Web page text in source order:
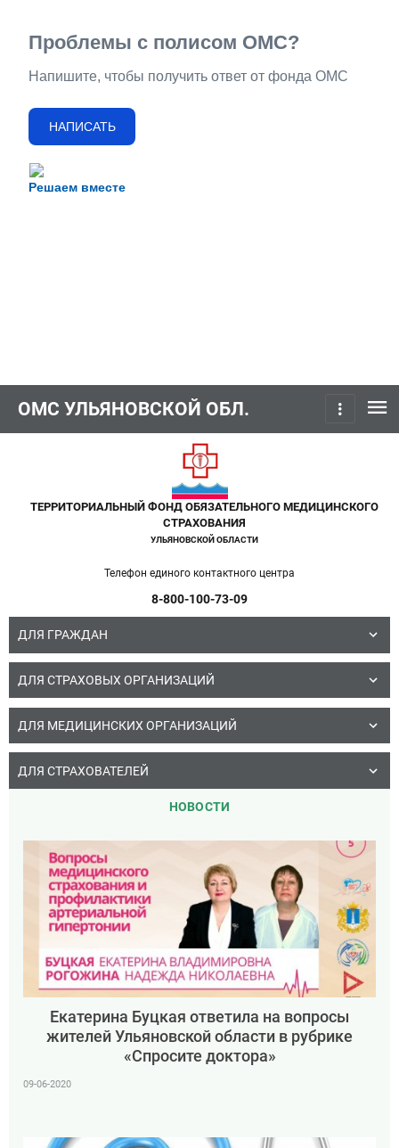
Решаем вместе
Проблемы с полисом ОМС?
Напишите, чтобы получить ответ от фонда ОМС
НАПИСАТЬ
ОМС УЛЬЯНОВСКОЙ ОБЛ. more_vert menu
ТЕРРИТОРИАЛЬНЫЙ ФОНД ОБЯЗАТЕЛЬНОГО МЕДИЦИНСКОГО
СТРАХОВАНИЯ
УЛЬЯНОВСКОЙ ОБЛАСТИ
Телефон единого контактного центра
8-800-100-73-09
ДЛЯ ГРАЖДАН
ДЛЯ СТРАХОВЫХ ОРГАНИЗАЦИЙ
ДЛЯ МЕДИЦИНСКИХ ОРГАНИЗАЦИЙ
ДЛЯ СТРАХОВАТЕЛЕЙ
НОВОСТИ
Екатерина Буцкая ответила на вопросы
жителей Ульяновской области в рубрике
«Спросите доктора»
09-06-2020